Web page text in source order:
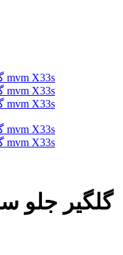
گلگیر جلو